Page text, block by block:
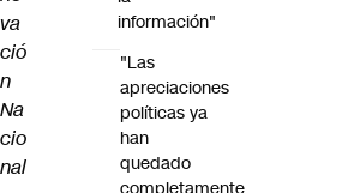
va
ció
n
Na
cio
nal
información"
"Las
apreciaciones
políticas ya
han
quedado
completamente